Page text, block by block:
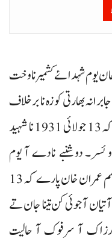
یوم شہدائے کشمیر نا وخت
بھارتی کوزہ نا برخلاف
برجا جہد آ خراج تحسین پیش کرسا پارینے کہ 13 جولائی 1931 نا شہید
ئسر۔ دوشنبے نادے آ یوم
شہدائے کشمیر آ تینا ٹویٹ کلہو اٹی وزیراعظم عمران خان پارے کہ 13
نسل آتیان آجوئی کن تینا جان تے
رزاک آ سرفوک آ حالیت